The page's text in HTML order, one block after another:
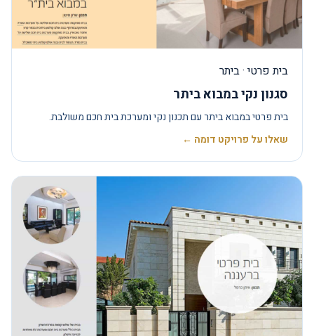
בית פרטי · ביתר
סגנון נקי במבוא ביתר
בית פרטי במבוא ביתר עם תכנון נקי ומערכת בית חכם משולבת.
שאלו על פרויקט דומה ←